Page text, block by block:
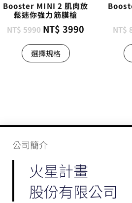
Booster MINI 2 肌肉放
鬆迷你強力筋膜槍
NT$5990 NT$ 3990
選擇規格
NT$
公司簡介​
火星計畫
股份有限公司